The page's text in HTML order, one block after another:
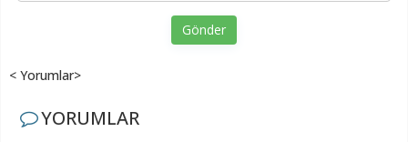
Gönder
< Yorumlar>
YORUMLAR